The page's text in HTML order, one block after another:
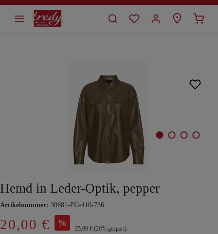
springen
Hemd in Leder-Optik, pepper
Artikelnummer: 30681-PU-410-736
20,00 € %
25,00 €(20% gespart)